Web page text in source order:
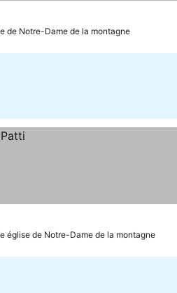
de Notre-Dame de la montagne
église de Notre-Dame de la montagne